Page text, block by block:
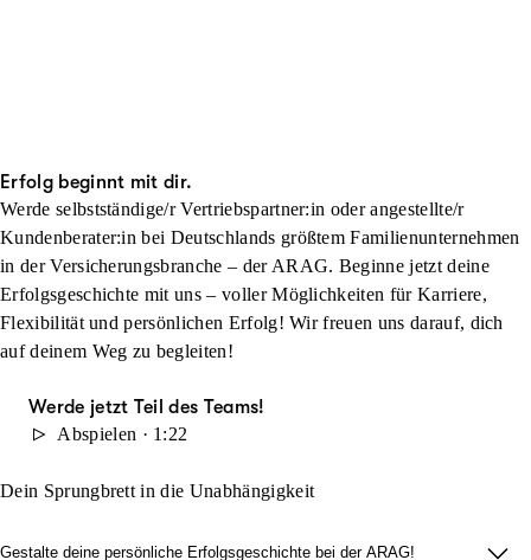
Erfolg beginnt mit dir.
Werde selbstständige/r Vertriebspartner:in oder angestellte/r
Kundenberater:in bei Deutschlands größtem Familienunternehmen
in der Versicherungsbranche – der ARAG. Beginne jetzt deine
Erfolgsgeschichte mit uns – voller Möglichkeiten für Karriere,
Flexibilität und persönlichen Erfolg! Wir freuen uns darauf, dich
auf deinem Weg zu begleiten!
Werde jetzt Teil des Teams!
Abspielen · 1:22
Dein Sprungbrett in die Unabhängigkeit
Gestalte deine persönliche Erfolgsgeschichte bei der ARAG!